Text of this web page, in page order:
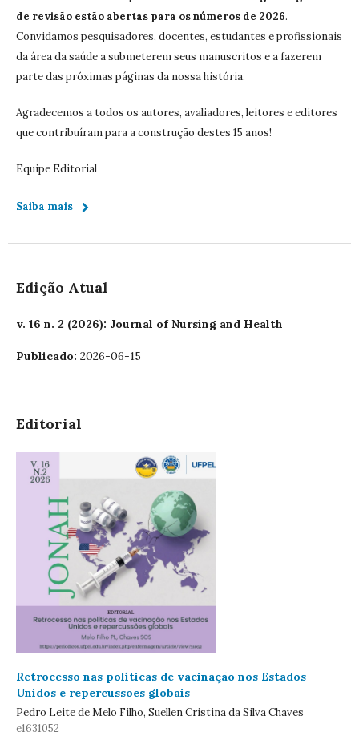
de revisão estão abertas para os números de 2026.
Convidamos pesquisadores, docentes, estudantes e profissionais
da área da saúde a submeterem seus manuscritos e a fazerem
parte das próximas páginas da nossa história.
Agradecemos a todos os autores, avaliadores, leitores e editores
que contribuíram para a construção destes 15 anos!
Equipe Editorial
Saiba mais
Edição Atual
v. 16 n. 2 (2026): Journal of Nursing and Health
Publicado: 2026-06-15
Editorial
Retrocesso nas políticas de vacinação nos Estados
Unidos e repercussões globais
Pedro Leite de Melo Filho, Suellen Cristina da Silva Chaves
e1631052